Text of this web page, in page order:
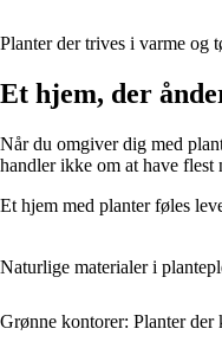
Planter der trives i varme og
Et hjem, der
Når du omgiver dig med
handler ikke om at have flest
Et hjem med planter føles
Naturlige materialer i
Grønne kontorer: Planter